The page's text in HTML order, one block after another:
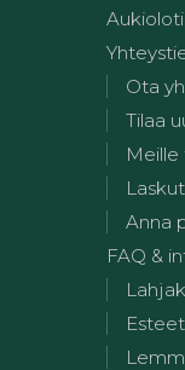
Ota
Tilaa
Meille
Anna
FAQ &